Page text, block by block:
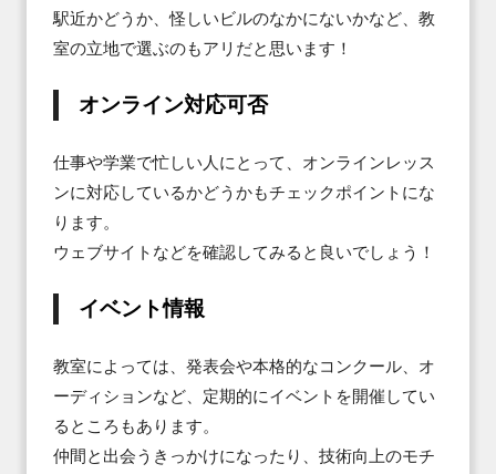
駅近かどうか、怪しいビルのなかにないかなど、教
室の立地で選ぶのもアリだと思います！
オンライン対応可否
仕事や学業で忙しい人にとって、オンラインレッス
ンに対応しているかどうかもチェックポイントにな
ります。
ウェブサイトなどを確認してみると良いでしょう！
イベント情報
教室によっては、発表会や本格的なコンクール、オ
ーディションなど、定期的にイベントを開催してい
るところもあります。
仲間と出会うきっかけになったり、技術向上のモチ